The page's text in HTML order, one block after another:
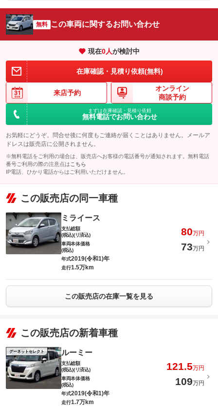
備考
[保証付]：2年・走行無制限
間は１故障につき３０００円の免責金があります。詳しくは販売
保証項目
修理回数・
上限金額
-車両本体価格。
免責金
付先
ロードサー
ビスの有無
このパックの見積もり依頼（無料）
パック内容
保証
[保証付]：3年・走行無制限
走行距離無制限の１年間保証を、さらに２年延長して合計３年
に！ 全国三菱ディーラーネットワークで安心。※延長保証期間
スタッフにお問合せ下さい。
保証項目 -
修理回数・
上限金額
-車両本体価格。
免責金 無し
保証修理受
付先
-
ビスの有無
格
パック内容
備考
ユピテル製ドライブレコーダー前後２カメラ。本体、取り付け工
保証
保証項目
修理回数・
上限金額
免責金 -
保証修理受
ロードサー
ビスの有無
-
このパックの見積もり依頼（無料）
無料 この車両に関するお問い合わせ
現在0人が検討中
在庫確認・見積り依頼(無料)
来店予約
オンライン
商談予約
まずは在庫確認・見積り依頼
無料電話でお問い合わせ
お気軽にどうぞ。問合せ後に何度もご連絡が届くことはありません。メールア
ドレスは販売店に公開されません。
※無料電話をご利用の場合は、販売店へお客様の電話番号が通知されます。無料電話
番号ご利用の際の注意点は こちら
IP電話、ひかり電話からはご利用いただけません。
この販売店の同一車種
ミライース
支払総額
(税込)(リ済込)
80万円
車両本体価格
(税込)
73万円
年式2019(令和1)年
走行1.5万km
この販売店の在庫一覧を見る
この販売店の新着車種
グーネットセレクト ルーミー
支払総額
(税込)(リ済込)
121.5万円
車両本体価格
(税込)
109万円
年式2019(令和1)年
走行1.7万km